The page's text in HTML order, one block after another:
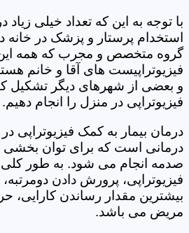
با توجه به این که تعداد خیلی
استخدام پرستار و پزشک در خانه
گروه متخصص و مجرب که همه این
فیزیوتراپیست های آقا و خانم
و بعضی از شهرهای دیگر تشکیل
فیزیوتراپی در منزل را انجام دهیم.
درمان بیمار به کمک فیزیوتراپی
درمانی است که برای توان بخشی
صدمه انجام می شود. به طور کلی
فیزیوتراپی، پرورش دادن
بیشترین مقدار رساندن کارایی،
مریض می باشد.